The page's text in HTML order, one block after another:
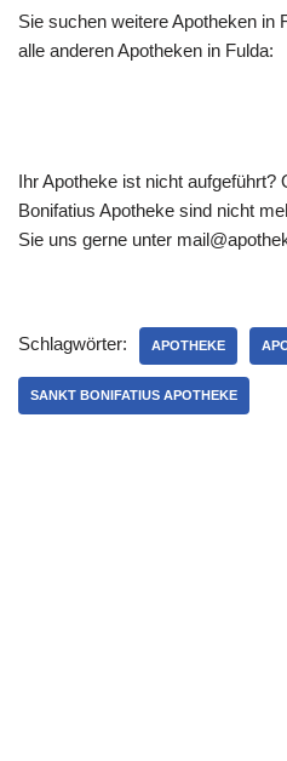
Sie suchen weitere Apotheken in
alle anderen Apotheken in Fulda:
Ihr Apotheke ist nicht aufgeführt?
Bonifatius Apotheke sind nicht
Sie uns gerne unter
Schlagwörter: APOTHEKE
SANKT BONIFATIUS APOTHEKE